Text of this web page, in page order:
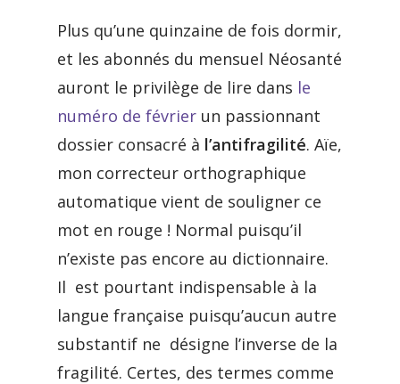
Plus qu’une quinzaine de fois dormir,
et les abonnés du mensuel Néosanté
auront le privilège de lire dans le
numéro de février un passionnant
dossier consacré à l’antifragilité. Aïe,
mon correcteur orthographique
automatique vient de souligner ce
mot en rouge ! Normal puisqu’il
n’existe pas encore au dictionnaire.
Il est pourtant indispensable à la
langue française puisqu’aucun autre
substantif ne désigne l’inverse de la
fragilité. Certes, des termes comme